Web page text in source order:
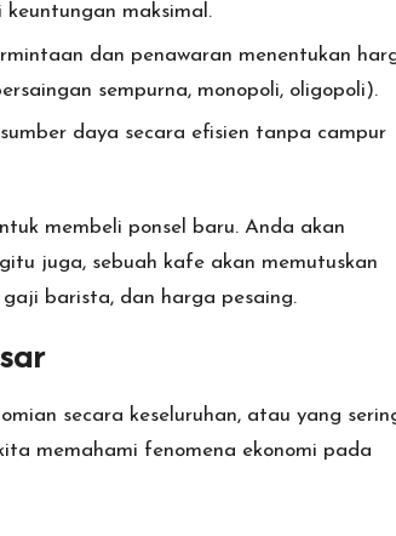
maksimal.
dan penawaran menentukan
sempurna, monopoli, oligopoli).
daya secara efisien tanpa campur
membeli ponsel baru. Anda akan
juga, sebuah kafe akan memutuskan
barista, dan harga pesaing.
secara keseluruhan, atau yang
memahami fenomena ekonomi pada